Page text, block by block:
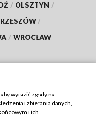
/ OLSZTYN /
RZESZÓW /
/ WROCŁAW
wyrazić zgody na
i zbierania danych,
i ich